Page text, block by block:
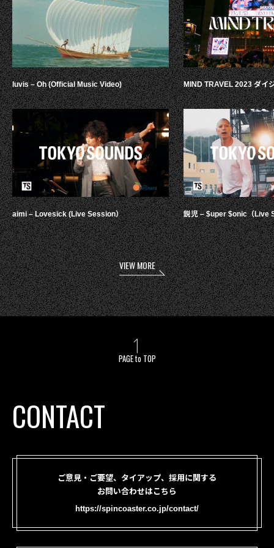
luvis – Oh (Official Music Video)
aimi – Lovesick (Live Session）
MIND TRAVEL 2023 ダイ
鋭児 – $uper $onic（Live
VIEW MORE
PAGE to TOP
CONTACT
ご意見・ご要望、タイアップ、採用に関する
お問い合わせはこちら
https://spincoaster.co.jp/contact/